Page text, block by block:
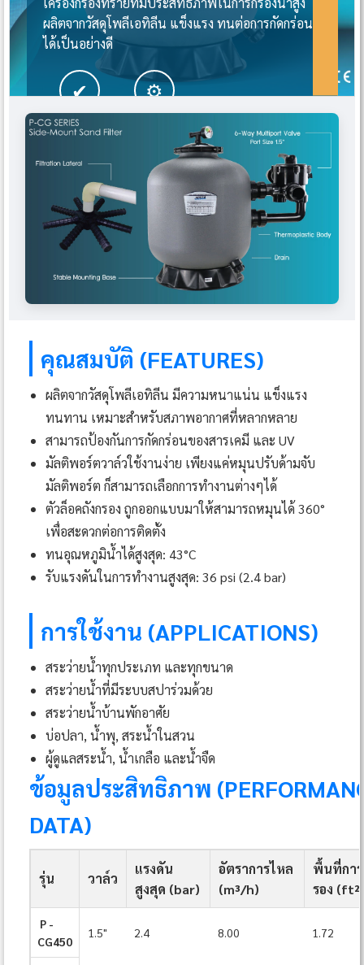
ผลิตจากวัสดุโพลีเอทิลีน แข็งแรง ทนต่อการกัดกร่อน
ได้เป็นอย่างดี
✔
ประสิทธิภาพสูง
⚙
คุณสมบัติ (FEATURES)
ผลิตจากวัสดุโพลีเอทิลีน มีความหนาแน่น แข็งแรง
ทนทาน เหมาะสำหรับสภาพอากาศที่หลากหลาย
สามารถป้องกันการกัดกร่อนของสารเคมี และ UV
มัลติพอร์ตวาล์วใช้งานง่าย เพียงแค่หมุนปรับด้ามจับ
มัลติพอร์ต ก็สามารถเลือกการทำงานต่างๆได้
ตัวล็อคถังกรอง ถูกออกแบบมาให้สามารถหมุนได้ 360°
เพื่อสะดวกต่อการติดตั้ง
ทนอุณหภูมิน้ำได้สูงสุด: 43°C
รับแรงดันในการทำงานสูงสุด: 36 psi (2.4 bar)
การใช้งาน (APPLICATIONS)
สระว่ายน้ำทุกประเภท และทุกขนาด
สระว่ายน้ำที่มีระบบสปาร่วมด้วย
สระว่ายน้ำบ้านพักอาศัย
บ่อปลา, น้ำพุ, สระน้ำในสวน
ผู้ดูแลสระน้ำ, น้ำเกลือ และน้ำจืด
ข้อมูลประสิทธิภาพ
DATA)
รุ่น วาล์ว
แรงดัน
สูงสุด (bar)
อัตราการไหล
(m³/h)
พื้นที่กา
รอง (ft²)
P -
CG450
1.5" 2.4 8.00 1.72